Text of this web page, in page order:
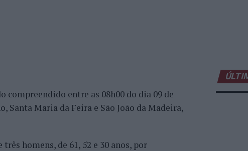
compreendido entre as 08h00 do dia 09 de
Santa Maria da Feira e São João da Madeira,
homens, de 61, 52 e 30 anos, por